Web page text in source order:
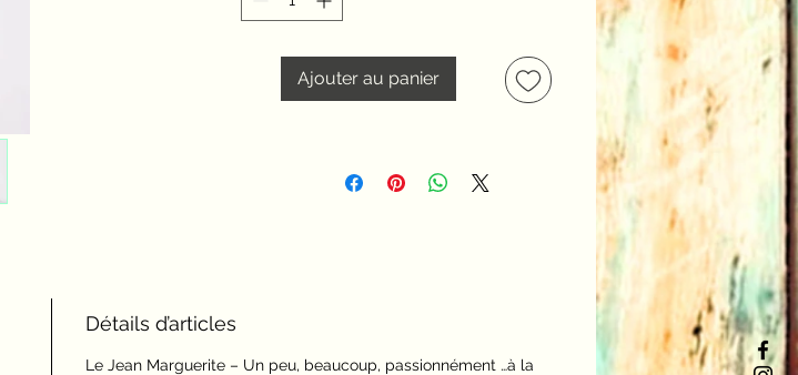
Ajouter au panier
Détails d’articles
Le Jean Marguerite – Un peu, beaucoup, passionnément …à la